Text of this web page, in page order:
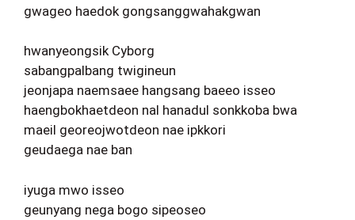
gwageo haedok gongsanggwahakgwan
hwanyeongsik Cyborg
sabangpalbang twigineun
jeonjapa naemsaee hangsang baeeo isseo
haengbokhaetdeon nal hanadul sonkkoba bwa
maeil georeojwotdeon nae ipkkori
geudaega nae ban
iyuga mwo isseo
geunyang nega bogo sipeoseo